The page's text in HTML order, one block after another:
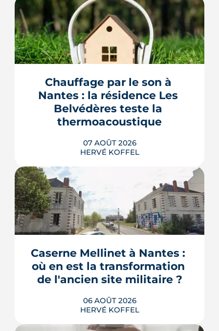
Chauffage par le son à
Nantes : la résidence Les
Belvédères teste la
thermoacoustique
07 AOÛT 2026
HERVÉ KOFFEL
Une start-up nantaise fait produire de
l'eau chaude « par le son » à un
immeuble social de Bellevue-
une pompe à chaleur à hélium
branchée sur le réseau de chaleur
urbain, testée un an grandeur nature.
LIRE L'ARTICLE
Caserne Mellinet à Nantes :
où en est la transformation
de l'ancien site militaire ?
06 AOÛT 2026
HERVÉ KOFFEL